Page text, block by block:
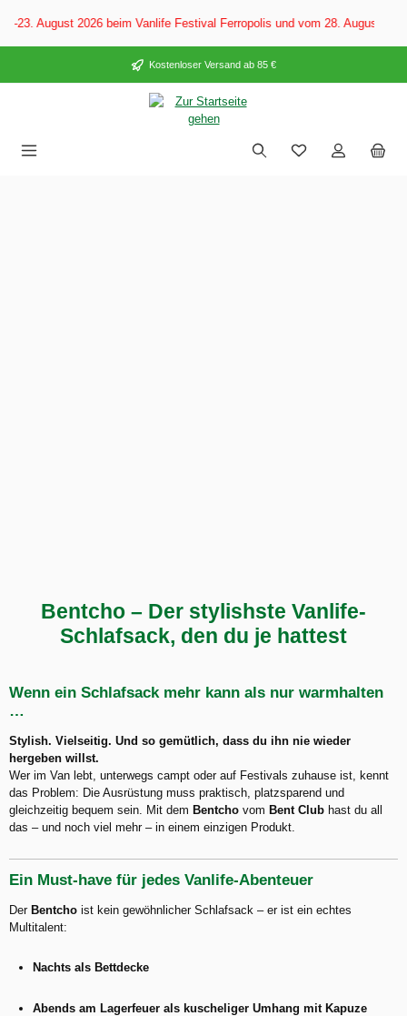
springen
2026 beim Vanlife Festival Ferropolis und vom 28. August–6.
Kostenloser Versand ab 85 €
Bentcho – Der stylishste Vanlife-
Schlafsack, den du je hattest
Wenn ein Schlafsack mehr kann als nur warmhalten
…
Stylish. Vielseitig. Und so gemütlich, dass du ihn nie wieder
hergeben willst.
Wer im Van lebt, unterwegs campt oder auf Festivals zuhause ist, kennt
das Problem: Die Ausrüstung muss praktisch, platzsparend und
gleichzeitig bequem sein. Mit dem Bentcho vom Bent Club hast du all
das – und noch viel mehr – in einem einzigen Produkt.
Ein Must-have für jedes Vanlife-Abenteuer
Der Bentcho ist kein gewöhnlicher Schlafsack – er ist ein echtes
Multitalent:
Nachts als Bettdecke
Abends am Lagerfeuer als kuscheliger Umhang mit Kapuze